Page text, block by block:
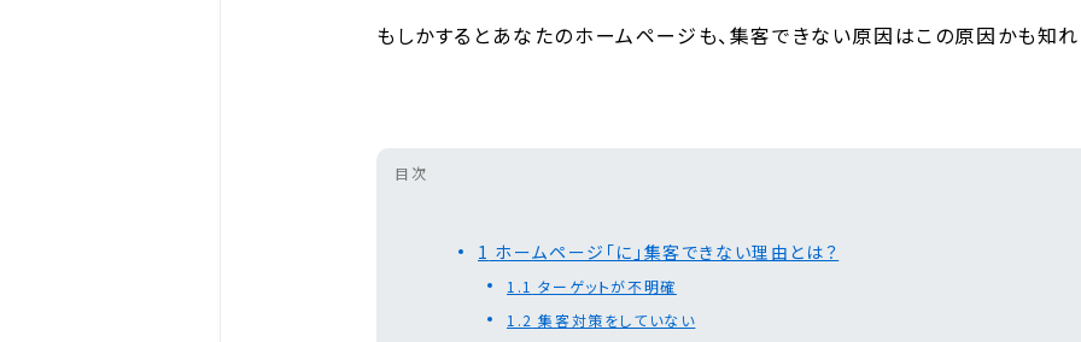
もしかするとあなたのホームページも、集客できない原因はこの原因かも知れ
目次
1 ホームページ「に」集客できない理由とは？
1.1 ターゲットが不明確
1.2 集客対策をしていない